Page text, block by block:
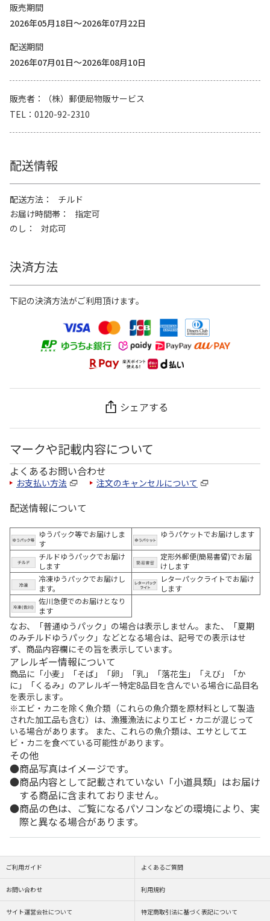
販売期間
2026年05月18日～2026年07月22日
配送期間
2026年07月01日～2026年08月10日
販売者
（株）郵便局物販サービス
TEL
0120-92-2310
配送情報
配送方法
チルド
お届け時間帯
指定可
のし
対応可
決済方法
下記の決済方法がご利用頂けます。
シェアする
マークや記載内容について
よくあるお問い合わせ
お支払い方法 注文のキャンセルについて
配送情報について
ゆうパック等でお届けしま
す
ゆうパケットでお届けします
チルドゆうパックでお届け
します
定形外郵便(簡易書留)でお届
けします
冷凍ゆうパックでお届けし
ます。
レターパックライトでお届け
します
佐川急便でのお届けとなり
ます
なお、「普通ゆうパック」の場合は表示しません。また、「夏期
のみチルドゆうパック」などとなる場合は、記号での表示はせ
ず、商品内容欄にその旨を表示しています。
アレルギー情報について
商品に「小麦」「そば」「卵」「乳」「落花生」「えび」「か
に」「くるみ」のアレルギー特定8品目を含んでいる場合に品目名
を表示します。
※エビ・カニを除く魚介類（これらの魚介類を原材料として製造
された加工品も含む）は、漁獲漁法によりエビ・カニが混じって
いる場合があります。 また、これらの魚介類は、エサとしてエ
ビ・カニを食べている可能性があります。
その他
商品写真はイメージです。
商品内容として記載されていない「小道具類」はお届け
する商品に含まれておりません。
商品の色は、ご覧になるパソコンなどの環境により、実
際と異なる場合があります。
ご利用ガイド よくあるご質問
お問い合わせ 利用規約
サイト運営会社について 特定商取引法に基づく表記について